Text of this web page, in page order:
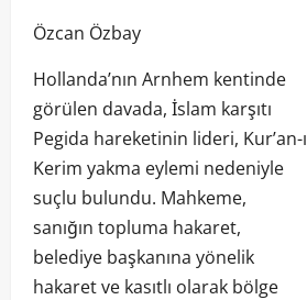
Özcan Özbay
Hollanda’nın Arnhem kentinde
görülen davada, İslam karşıtı
Pegida hareketinin lideri, Kur’an-ı
Kerim yakma eylemi nedeniyle
suçlu bulundu. Mahkeme,
sanığın topluma hakaret,
belediye başkanına yönelik
hakaret ve kasıtlı olarak bölge